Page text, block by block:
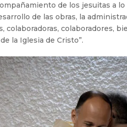
de los jesuitas a lo
de las obras, la
colaboradoras, colaboradores,
la Iglesia de Cristo”.